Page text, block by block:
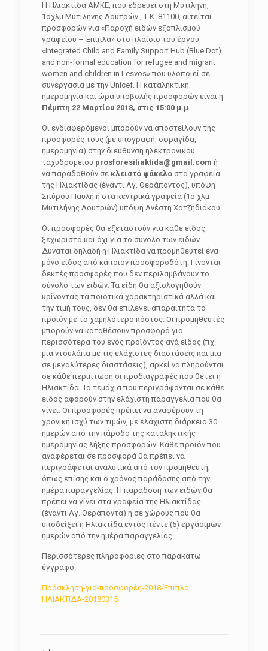
Η Ηλιακτίδα ΑΜΚΕ, που εδρεύει στη Μυτιλήνη,
1οχλμ Μυτιλήνης Λουτρών , Τ.Κ. 81100, αιτείται
προσφορών για «Παροχή ειδών εξοπλισμού
γραφείου – Έπιπλα» στο πλαίσιο του έργου
«Integrated Child and Family Support Hub (Blue Dot)
and non-formal education for refugee and migrant
women and children in Lesvos» που υλοποιεί σε
συνεργασία με την Unicef. Η καταληκτική
ημερομηνία και ώρα υποβολής προσφορών είναι η
Πέμπτη 22 Μαρτίου 2018, στις 15:00 μ.μ.
Οι ενδιαφερόμενοι μπορούν να αποστείλουν της
προσφορές τους (με υπογραφή, σφραγίδα,
ημερομηνία) στην διεύθυνση ηλεκτρονικού
ταχυδρομείου prosforesiliaktida@gmail.com ή
να παραδοθούν σε κλειστό φάκελοστα γραφεία
της Ηλιακτίδας (έναντι Αγ. Θεράποντος), υπόψη
Σπύρου Παυλή ή στα κεντρικά γραφεία (1ο χλμ
Μυτιλήνης Λουτρών) υπόψη Ανέστη Χατζηδιάκου.
Οι προσφορές θα εξεταστούν για κάθε είδος
ξεχωριστά και όχι για το σύνολο των ειδών.
Δύναται δηλαδή η Ηλιακτίδα να προμηθευτεί ένα
μόνο είδος από κάποιον προσφοροδότη. Γίνονται
δεκτές προσφορές που δεν περιλαμβάνουν το
σύνολο των ειδών. Τα είδη θα αξιολογηθούν
κρίνοντας τα ποιοτικά χαρακτηριστικά αλλά και
την τιμή τους, δεν θα επιλεγεί απαραίτητα το
προϊόν με το χαμηλότερο κόστος. Οι προμηθευτές
μπορούν να καταθέσουν προσφορά για
περισσότερα του ενός προϊόντος ανά είδος (πχ.
μια ντουλάπα με τις ελάχιστες διαστάσεις και μια
σε μεγαλύτερες διαστάσεις), αρκεί να πληρούνται
σε κάθε περίπτωση οι προδιαγραφές που θέτει η
Ηλιακτίδα. Τα τεμάχια που περιγράφονται σε κάθε
είδος αφορούν στην ελάχιστη παραγγελία που θα
γίνει. Οι προσφορές πρέπει να αναφέρουν τη
χρονική ισχύ των τιμών, με ελάχιστη διάρκεια 30
ημερών από την πάροδο της καταληκτικής
ημερομηνίας λήξης προσφορών. Κάθε προϊόν που
αναφέρεται σε προσφορά θα πρέπει να
περιγράφεται αναλυτικά από τον προμηθευτή,
όπως επίσης και ο χρόνος παράδοσης από την
ημέρα παραγγελίας. Η παράδοση των ειδών θα
πρέπει να γίνει στα γραφεία της Ηλιακτίδας
(έναντι Αγ. Θεράποντα) ή σε χώρους που θα
υποδείξει η Ηλιακτίδα εντός πέντε (5) εργάσιμων
ημερών από την ημέρα παραγγελίας.
Περισσότερες πληροφορίες στο παρακάτω
έγγραφο:
Πρόσκληση-για-προσφορές-2018-Έπιπλα
ΗΛΙΑΚΤΙΔΑ-20180315